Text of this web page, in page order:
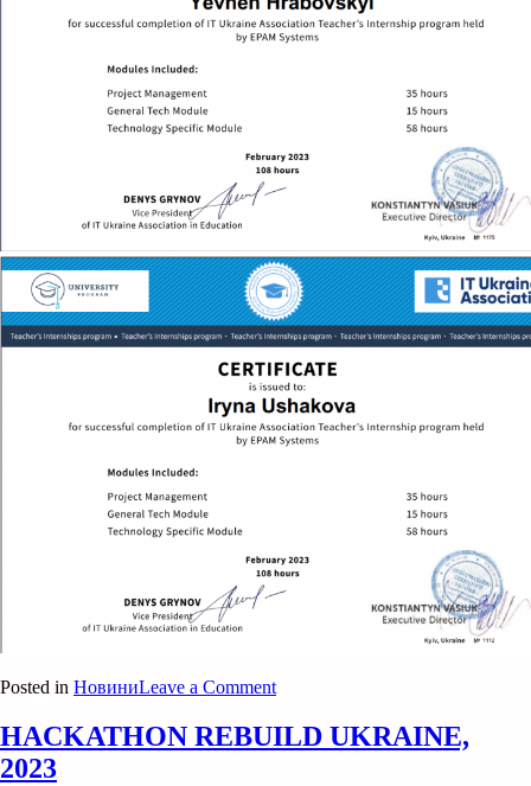
Posted in НовиниLeave a Commenton
кафедри
інформаційних
HACKATHON REBUILD UKRAINE,
2023